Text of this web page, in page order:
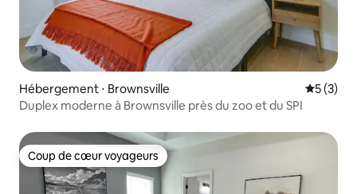
Hébergement ⋅ Brownsville
5 (3)
Duplex moderne à Brownsville près du zoo et du SPI
Coup de cœur voyageurs
Coup de cœur voyageurs